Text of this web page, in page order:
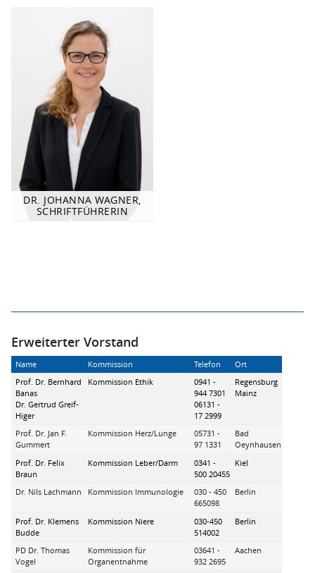
DR. JOHANNA WAGNER,
SCHRIFTFÜHRERIN
Erweiterter Vorstand
Name Kommission Telefon
Ort
Prof. Dr. Bernhard
Banas
Dr. Gertrud Greif-
Higer
Kommission Ethik
0941 -
944 7301
06131 -
17 2999
Regensburg
Mainz
Prof. Dr. Jan F.
Gummert
Kommission Herz/Lunge
05731 -
97 1331
Bad
Oeynhausen
Prof. Dr. Felix
Braun
Kommission Leber/Darm
0341 -
500 20455
Kiel
Dr. Nils Lachmann Kommission Immunologie
030 - 450
665098
Berlin
Prof. Dr. Klemens
Budde
Kommission Niere
030-450
514002
Berlin
PD Dr. Thomas
Vogel
Kommission für
Organentnahme
03641 -
932 2695
Aachen